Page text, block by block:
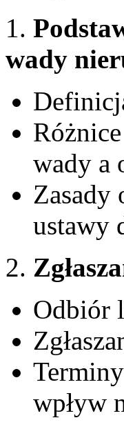
1.
wady
wady a
Zasady
ustawy
2.
Odbiór
wpływ